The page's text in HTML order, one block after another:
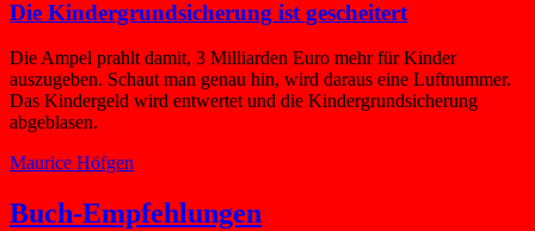
Die Kindergrund­sicherung ist gescheitert
Die Ampel prahlt damit, 3 Milliarden Euro mehr für Kinder
auszugeben. Schaut man genau hin, wird daraus eine Luftnummer.
Das Kindergeld wird entwertet und die Kindergrundsicherung
abgeblasen.
Maurice Höfgen
Buch-Empfehlungen